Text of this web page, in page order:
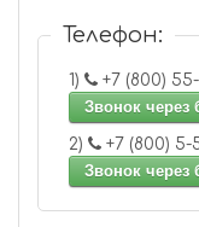
Телефон:
1)
+7
Звонок через
2)
+7
Звонок через